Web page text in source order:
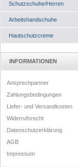
Schutzschuhe/Herren
Arbeitshandschuhe
Hautschutzcreme
INFORMATIONEN
Ansprechpartner
Zahlungsbedingungen
Liefer- und Versandkosten
Widerrufsrecht
Datenschutzerklärung
AGB
Impressum